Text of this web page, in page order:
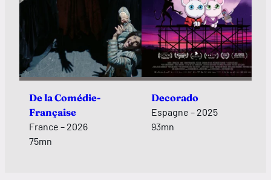
De la Comédie-
Française
France – 2026
75mn
Decorado
Espagne – 2025
93mn